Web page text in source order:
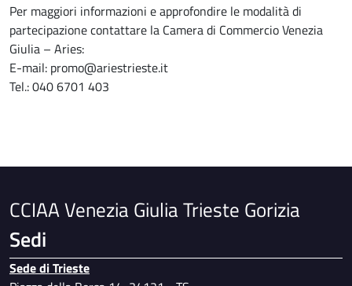
Per maggiori informazioni e approfondire le modalità di
partecipazione contattare la Camera di Commercio Venezia
Giulia – Aries:
E-mail: promo@ariestrieste.it
Tel.: 040 6701 403
CCIAA Venezia Giulia Trieste Gorizia
Sedi
Sede di Trieste